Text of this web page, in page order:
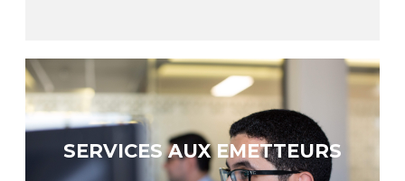
SERVICES AUX EMETTEURS